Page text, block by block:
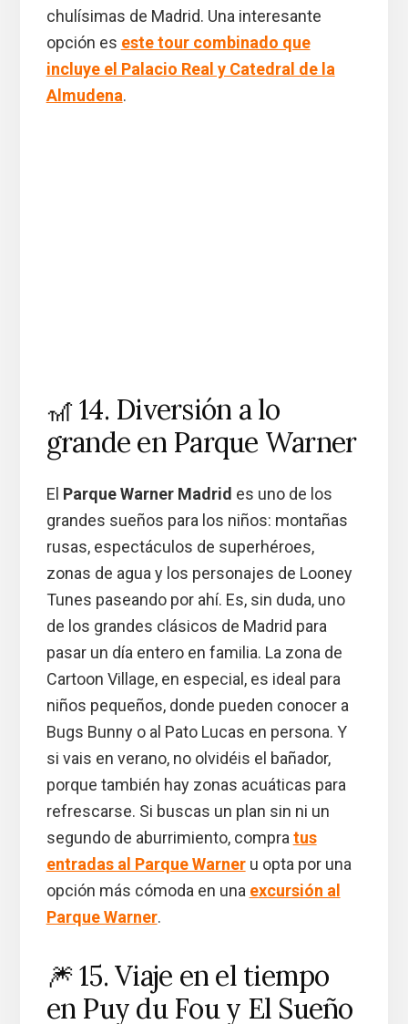
chulísimas de Madrid. Una interesante
opción es este tour combinado que
incluye el Palacio Real y Catedral de la
Almudena.
🎢 14. Diversión a lo
grande en Parque Warner
El Parque Warner Madrid es uno de los
grandes sueños para los niños: montañas
rusas, espectáculos de superhéroes,
zonas de agua y los personajes de Looney
Tunes paseando por ahí. Es, sin duda, uno
de los grandes clásicos de Madrid para
pasar un día entero en familia. La zona de
Cartoon Village, en especial, es ideal para
niños pequeños, donde pueden conocer a
Bugs Bunny o al Pato Lucas en persona. Y
si vais en verano, no olvidéis el bañador,
porque también hay zonas acuáticas para
refrescarse. Si buscas un plan sin ni un
segundo de aburrimiento, compra tus
entradas al Parque Warneru opta por una
opción más cómoda en una excursión al
Parque Warner.
🎆 15. Viaje en el tiempo
en Puy du Fou y El Sueño